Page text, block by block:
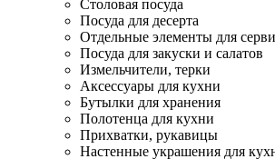
Столовая посуда
Посуда для десерта
Отдельные элементы для
Посуда для закуски и салатов
Измельчители, терки
Аксессуары для кухни
Бутылки для хранения
Полотенца для кухни
Прихватки, рукавицы
Настенные украшения для